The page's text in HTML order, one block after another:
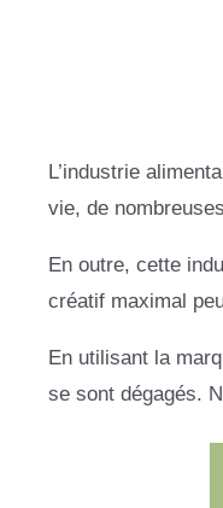
L’industrie
vie, de
En outre, cette
créatif maximal
En utilisant la
se sont dégagés.